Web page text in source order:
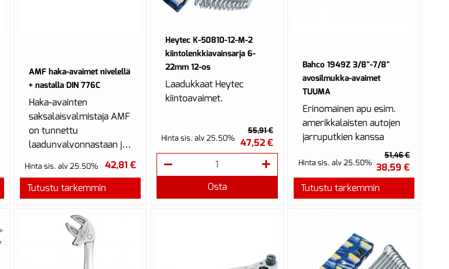
AMF haka-avaimet nivelellä
+ nastalla DIN 776C
Haka-avainten
saksalaisvalmistaja AMF
on tunnettu
laadunvalvonnastaan ja
luotettavuudestaan.
Yritys on yli 5000
tuotteel...
Hinta sis. alv 25.50%
42,81 €
Tutustu tarkemmin
Heytec K-50810-12-M-2
kiintolenkkiavainsarja 6-
22mm 12-os
Laadukkaat Heytec
kiintoavaimet.
Hinta sis. alv 25.50%
55,91 €
47,52 €
Osta
Bahco 1949Z 3/8"-7/8"
avosilmukka-avaimet
TUUMA
Erinomainen apu esim.
amerikkalaisten autojen
jarruputkien kanssa
Hinta sis. alv 25.50%
51,46 €
38,59 €
Tutustu tarkemmin